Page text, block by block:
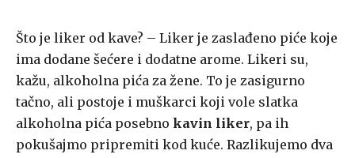
Što je liker od kave? – Liker je zaslađeno piće koje
ima dodane šećere i dodatne arome. Likeri su,
kažu, alkoholna pića za žene. To je zasigurno
tačno, ali postoje i muškarci koji vole slatka
alkoholna pića posebno kavin liker, pa ih
pokušajmo pripremiti kod kuće. Razlikujemo dva